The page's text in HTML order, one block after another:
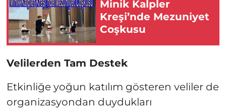
Minik Kalpler
Kreşi’nde Mezuniyet
Coşkusu
Velilerden Tam Destek
Etkinliğe yoğun katılım gösteren veliler de
organizasyondan duydukları